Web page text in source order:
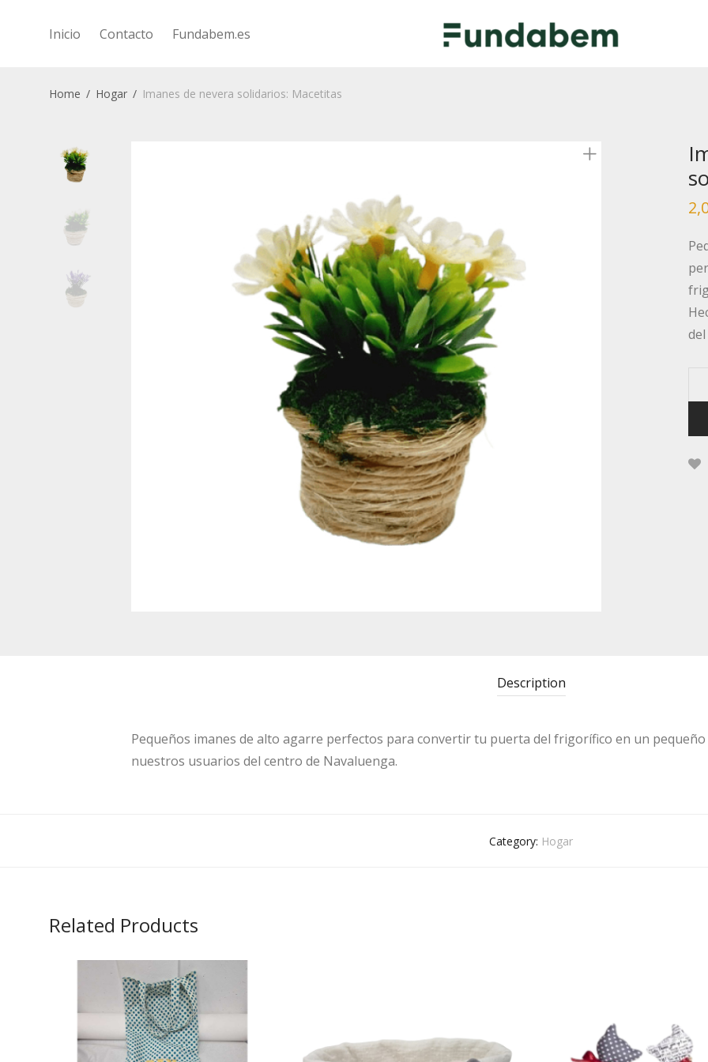
Inicio Contacto Fundabem.es
Home / Hogar / Imanes de nevera solidarios: Macetitas
Description
Pequeños imanes de alto agarre perfectos para convertir tu puerta del frigorífico en un
nuestros usuarios del centro de Navaluenga.
Category: Hogar
Related Products